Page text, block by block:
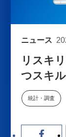
ニュース
リスキ
つスキ
統計・調査